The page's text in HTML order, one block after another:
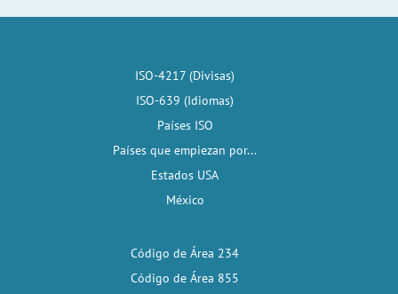
ISO-4217 (Divisas)
ISO-639 (Idiomas)
Países ISO
Países que empiezan por...
Estados USA
México
Código de Área 234
Código de Área 855